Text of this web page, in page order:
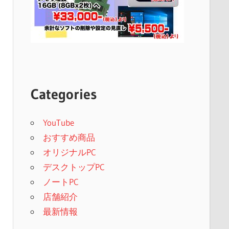
Categories
YouTube
おすすめ商品
オリジナルPC
デスクトップPC
ノートPC
店舗紹介
最新情報